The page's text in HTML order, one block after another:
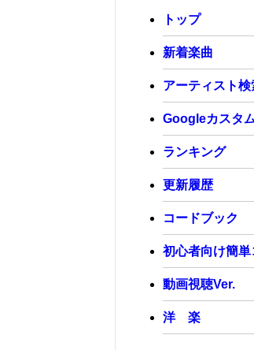
トップ
新着楽曲
アーティスト検
Googleカスタ
ランキング
更新履歴
コードブック
初心者向け簡単
動画視聴Ver.
洋 楽